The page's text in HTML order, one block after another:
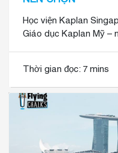
Học viện Kaplan
Giáo dục Kaplan Mỹ –
Thời gian đọc: 7 mins